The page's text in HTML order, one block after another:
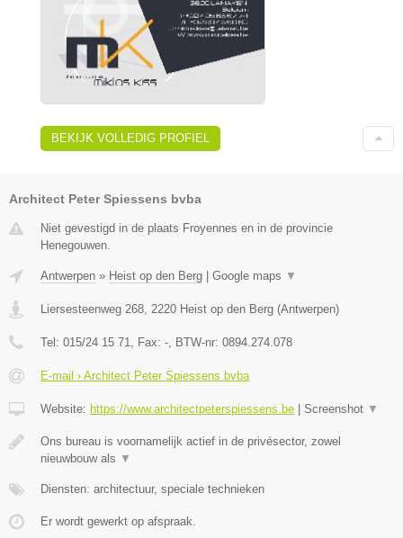
BEKIJK VOLLEDIG PROFIEL
Architect Peter Spiessens bvba
Niet gevestigd in de plaats Froyennes en in de provincie
Henegouwen.
Antwerpen » Heist op den Berg Google maps ▼
Liersesteenweg 268 2220 Heist op den Berg (Antwerpen)
Tel: 015/24 15 71 , Fax: - , BTW-nr: 0894.274.078
E-mail › Architect Peter Spiessens bvba
Website: https://www.architectpeterspiessens.be Screenshot ▼
Ons bureau is voornamelijk actief in de privésector, zowel
nieuwbouw als ▼
Diensten: architectuur, speciale technieken
Er wordt gewerkt op afspraak.